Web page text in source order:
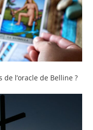
l’oracle de Belline ?